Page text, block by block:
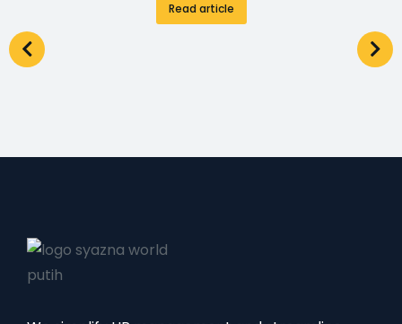
Read article